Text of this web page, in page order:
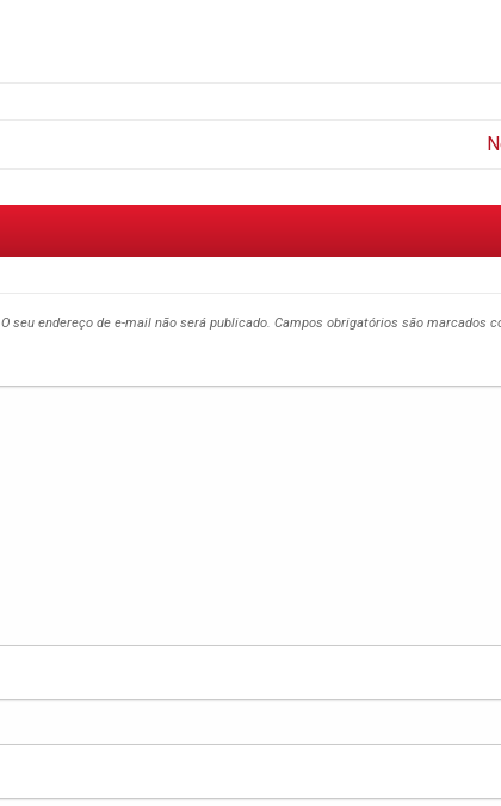
O seu endereço de e-mail não será publicado. Campos obrigatórios são marcados